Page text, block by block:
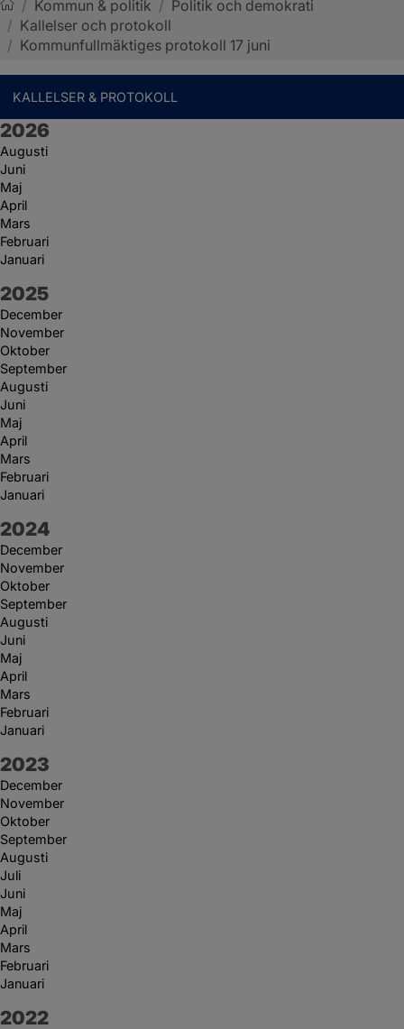
Sotenäs kommun
/ Kommun & politik / Politik och demokrati
/ Kallelser och protokoll
/ Kommunfullmäktiges protokoll 17 juni
KALLELSER & PROTOKOLL
År:
2026
Augusti
Juni
Maj
April
Mars
Februari
Januari
År:
2025
December
November
Oktober
September
Augusti
Juni
Maj
April
Mars
Februari
Januari
År:
2024
December
November
Oktober
September
Augusti
Juni
Maj
April
Mars
Februari
Januari
År:
2023
December
November
Oktober
September
Augusti
Juli
Juni
Maj
April
Mars
Februari
Januari
År:
2022